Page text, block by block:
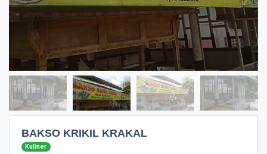
BAKSO KRIKIL KRAKAL
Kuliner